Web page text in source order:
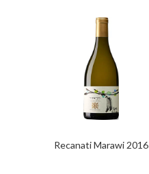
Recanati Marawi 2016